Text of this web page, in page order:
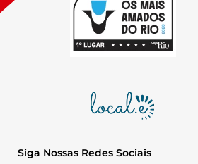
Siga Nossas Redes Sociais